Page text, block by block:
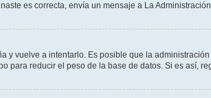
es correcta, envía un mensaje a La
vuelve a intentarlo. Es posible que la
reducir el peso de la base de datos. Si es así,